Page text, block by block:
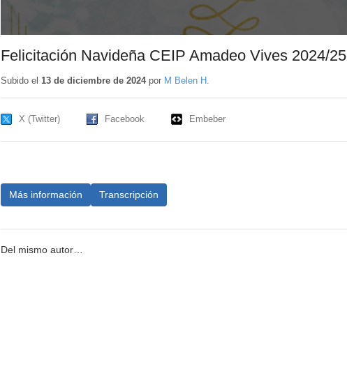
Felicitación Navideña CEIP Amadeo Vives 2024/25
Subido el 13 de diciembre de 2024por M Belen H.
X (Twitter) Facebook Embeber
Más información Transcripción
Del mismo autor…